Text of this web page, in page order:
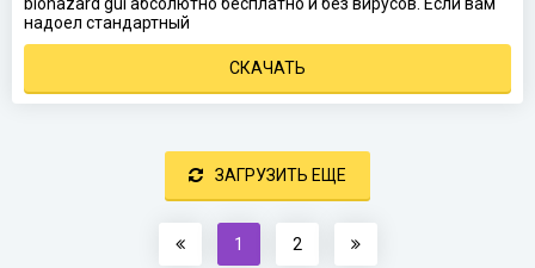
надоел стандартный
СКАЧАТЬ
ЗАГРУЗИТЬ ЕЩЕ
1 2